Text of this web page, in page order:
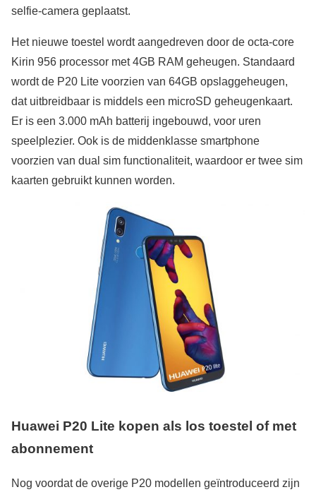
selfie-camera geplaatst.
Het nieuwe toestel wordt aangedreven door de octa-core
Kirin 956 processor met 4GB RAM geheugen. Standaard
wordt de P20 Lite voorzien van 64GB opslaggeheugen,
dat uitbreidbaar is middels een microSD geheugenkaart.
Er is een 3.000 mAh batterij ingebouwd, voor uren
speelplezier. Ook is de middenklasse smartphone
voorzien van dual sim functionaliteit, waardoor er twee sim
kaarten gebruikt kunnen worden.
Huawei P20 Lite kopen als los toestel of met
abonnement
Nog voordat de overige P20 modellen geïntroduceerd zijn